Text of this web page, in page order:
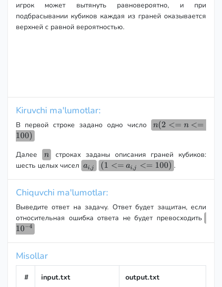
игрок может вытянуть равновероятно, и при
подбрасывании кубиков каждая из граней оказывается
верхней с равной вероятностью.
Kiruvchi ma'lumotlar:
В первой строке задано одно число
n (2
<=
100)
n(2 <= n <=
100)
Далее n
n
строках заданы описания граней кубиков:
шесть целых чисел a_{i,
ai,j
(1
j}
<=
100)
(1 <= ai,j <= 100) .
Chiquvchi ma'lumotlar:
Выведите ответ на задачу. Ответ будет защитан, если
относительная ошибка ответа не будет превосходить
10−4
Misollar
# input.txt output.txt